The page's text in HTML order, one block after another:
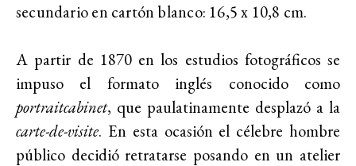
secundario en cartón blanco: 16,5 x 10,8 cm.
A partir de 1870 en los estudios fotográficos se
impuso el formato inglés conocido como
portraitcabinet, que paulatinamente desplazó a la
carte-de-visite. En esta ocasión el célebre hombre
público decidió retratarse posando en un atelier